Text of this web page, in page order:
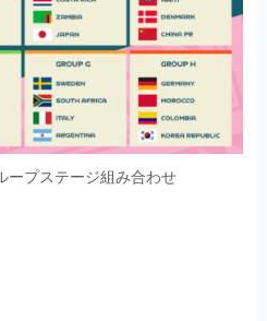
ープステージ組み合わせ